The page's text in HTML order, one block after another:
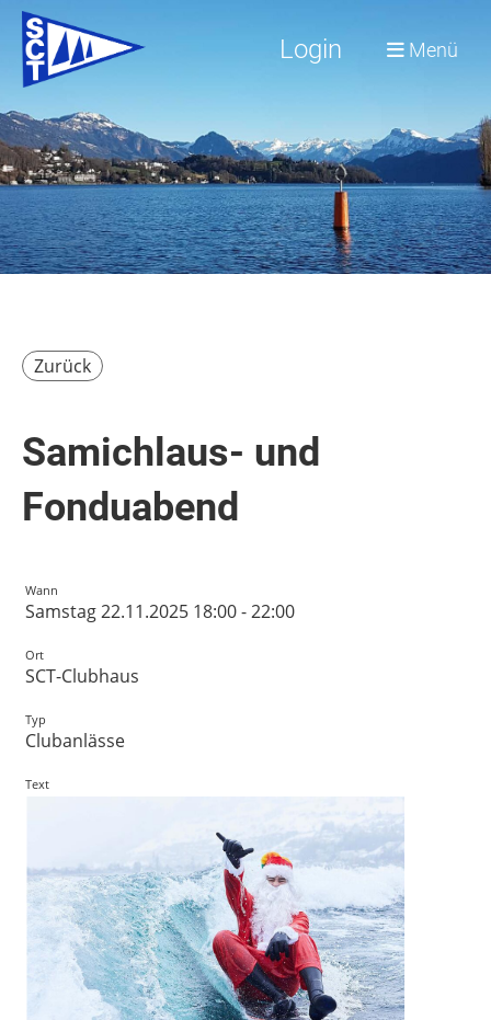
Login Menü
Zurück
Samichlaus- und
Fonduabend
Wann
Samstag 22.11.2025 18:00 - 22:00
Ort
SCT-Clubhaus
Typ
Clubanlässe
Text